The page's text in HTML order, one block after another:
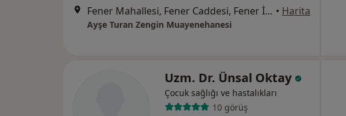
Fener Mahallesi, Fener Caddesi, Fener İş Merkezi, B1 Blok No:10, Antalya • Harita
Ayşe Turan Zengin Muayenehanesi
Uzm. Dr. Ünsal Oktay
Çocuk sağlığı ve hastalıkları
10 görüş